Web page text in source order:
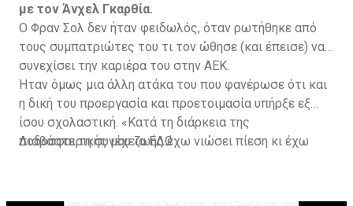
με τον Άνχελ Γκαρθία.
Ο Φραν Σολ δεν ήταν φειδωλός, όταν ρωτήθηκε από
τους συμπατριώτες του τι τον ώθησε (και έπεισε) να
συνεχίσει την καριέρα του στην ΑΕΚ.
Ήταν όμως μια άλλη ατάκα του που φανέρωσε ότι και
η δική του προεργασία και προετοιμασία υπήρξε εξ
ίσου σχολαστική. «Κατά τη διάρκεια της
ποδοσφαιρικής μου ζωής έχω νιώσει πίεση κι έχω
Διαβάστε τη συνέχειαΕΔΩ